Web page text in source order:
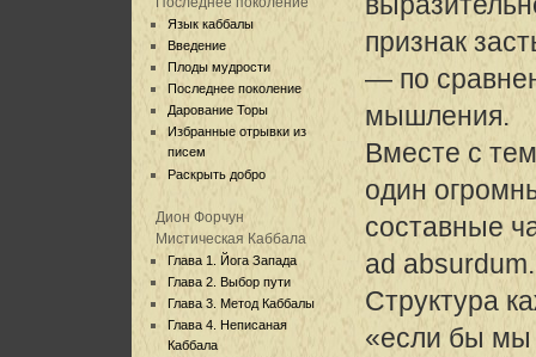
Язык каббалы
Введение
Плоды мудрости
Последнее поколение
Дарование Торы
Избранные отрывки из
писем
Раскрыть добро
Дион Форчун
Мистическая Каббала
Глава 1. Йога Запада
Глава 2. Выбор пути
Глава 3. Метод Каббалы
Глава 4. Неписаная
Каббала
признак
— по
мышления.
Вместе с
один
составные
ad absurdum.
Структура
«если бы мы